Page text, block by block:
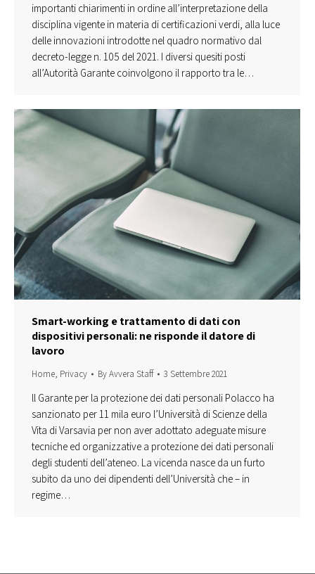
importanti chiarimenti in ordine all’interpretazione della
disciplina vigente in materia di certificazioni verdi, alla luce
delle innovazioni introdotte nel quadro normativo dal
decreto-legge n. 105 del 2021. I diversi quesiti posti
all’Autorità Garante coinvolgono il rapporto tra le…
Smart-working e trattamento di dati con
dispositivi personali: ne risponde il datore di
lavoro
Home, Privacy ByAvvera Staff 3 Settembre 2021
ll Garante per la protezione dei dati personali Polacco ha
sanzionato per 11 mila euro l’Università di Scienze della
Vita di Varsavia per non aver adottato adeguate misure
tecniche ed organizzative a protezione dei dati personali
degli studenti dell’ateneo. La vicenda nasce da un furto
subito da uno dei dipendenti dell’Università che – in
regime…